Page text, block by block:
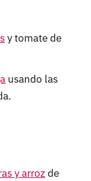
y tomate de
usando las
y arrozde